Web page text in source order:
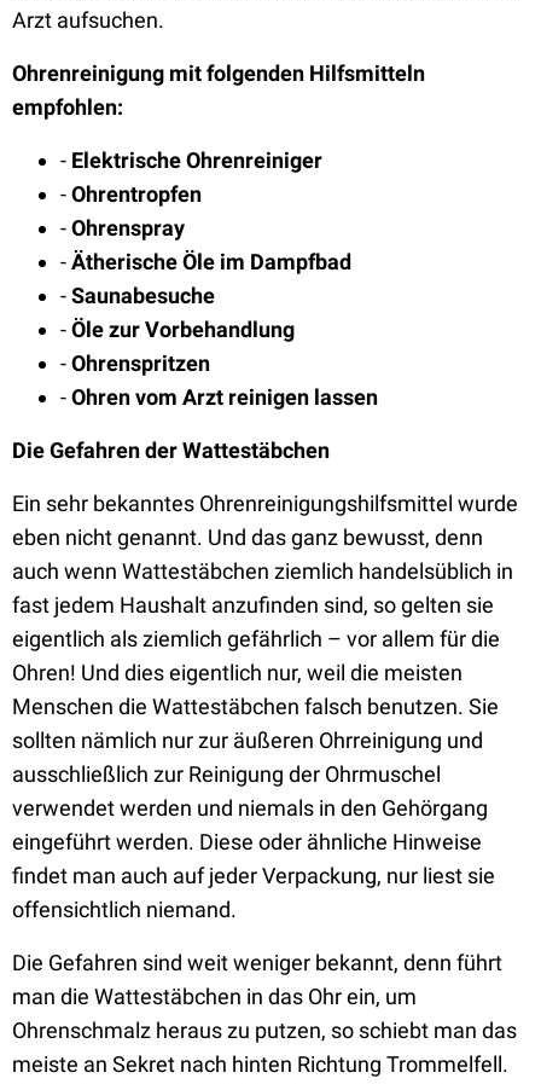
Arzt aufsuchen.
Ohrenreinigung mit folgenden Hilfsmitteln
empfohlen:
- Elektrische Ohrenreiniger
-Ohrentropfen
-Ohrenspray
-Ätherische Öle im Dampfbad
-Saunabesuche
-Öle zur Vorbehandlung
-Ohrenspritzen
-Ohren vom Arzt reinigen lassen
Die Gefahren der Wattestäbchen
Ein sehr bekanntes Ohrenreinigungshilfsmittel wurde
eben nicht genannt. Und das ganz bewusst, denn
auch wenn Wattestäbchen ziemlich handelsüblich in
fast jedem Haushalt anzufinden sind, so gelten sie
eigentlich als ziemlich gefährlich – vor allem für die
Ohren! Und dies eigentlich nur, weil die meisten
Menschen die Wattestäbchen falsch benutzen. Sie
sollten nämlich nur zur äußeren Ohrreinigung und
ausschließlich zur Reinigung der Ohrmuschel
verwendet werden und niemals in den Gehörgang
eingeführt werden. Diese oder ähnliche Hinweise
findet man auch auf jeder Verpackung, nur liest sie
offensichtlich niemand.
Die Gefahren sind weit weniger bekannt, denn führt
man die Wattestäbchen in das Ohr ein, um
Ohrenschmalz heraus zu putzen, so schiebt man das
meiste an Sekret nach hinten Richtung Trommelfell.